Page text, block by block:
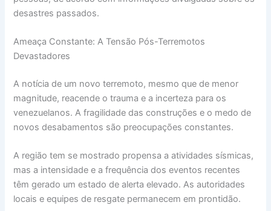
desastres passados.
Ameaça Constante: A Tensão Pós-Terremotos
Devastadores
A notícia de um novo terremoto, mesmo que de menor
magnitude, reacende o trauma e a incerteza para os
venezuelanos. A fragilidade das construções e o medo de
novos desabamentos são preocupações constantes.
A região tem se mostrado propensa a atividades sísmicas,
mas a intensidade e a frequência dos eventos recentes
têm gerado um estado de alerta elevado. As autoridades
locais e equipes de resgate permanecem em prontidão.